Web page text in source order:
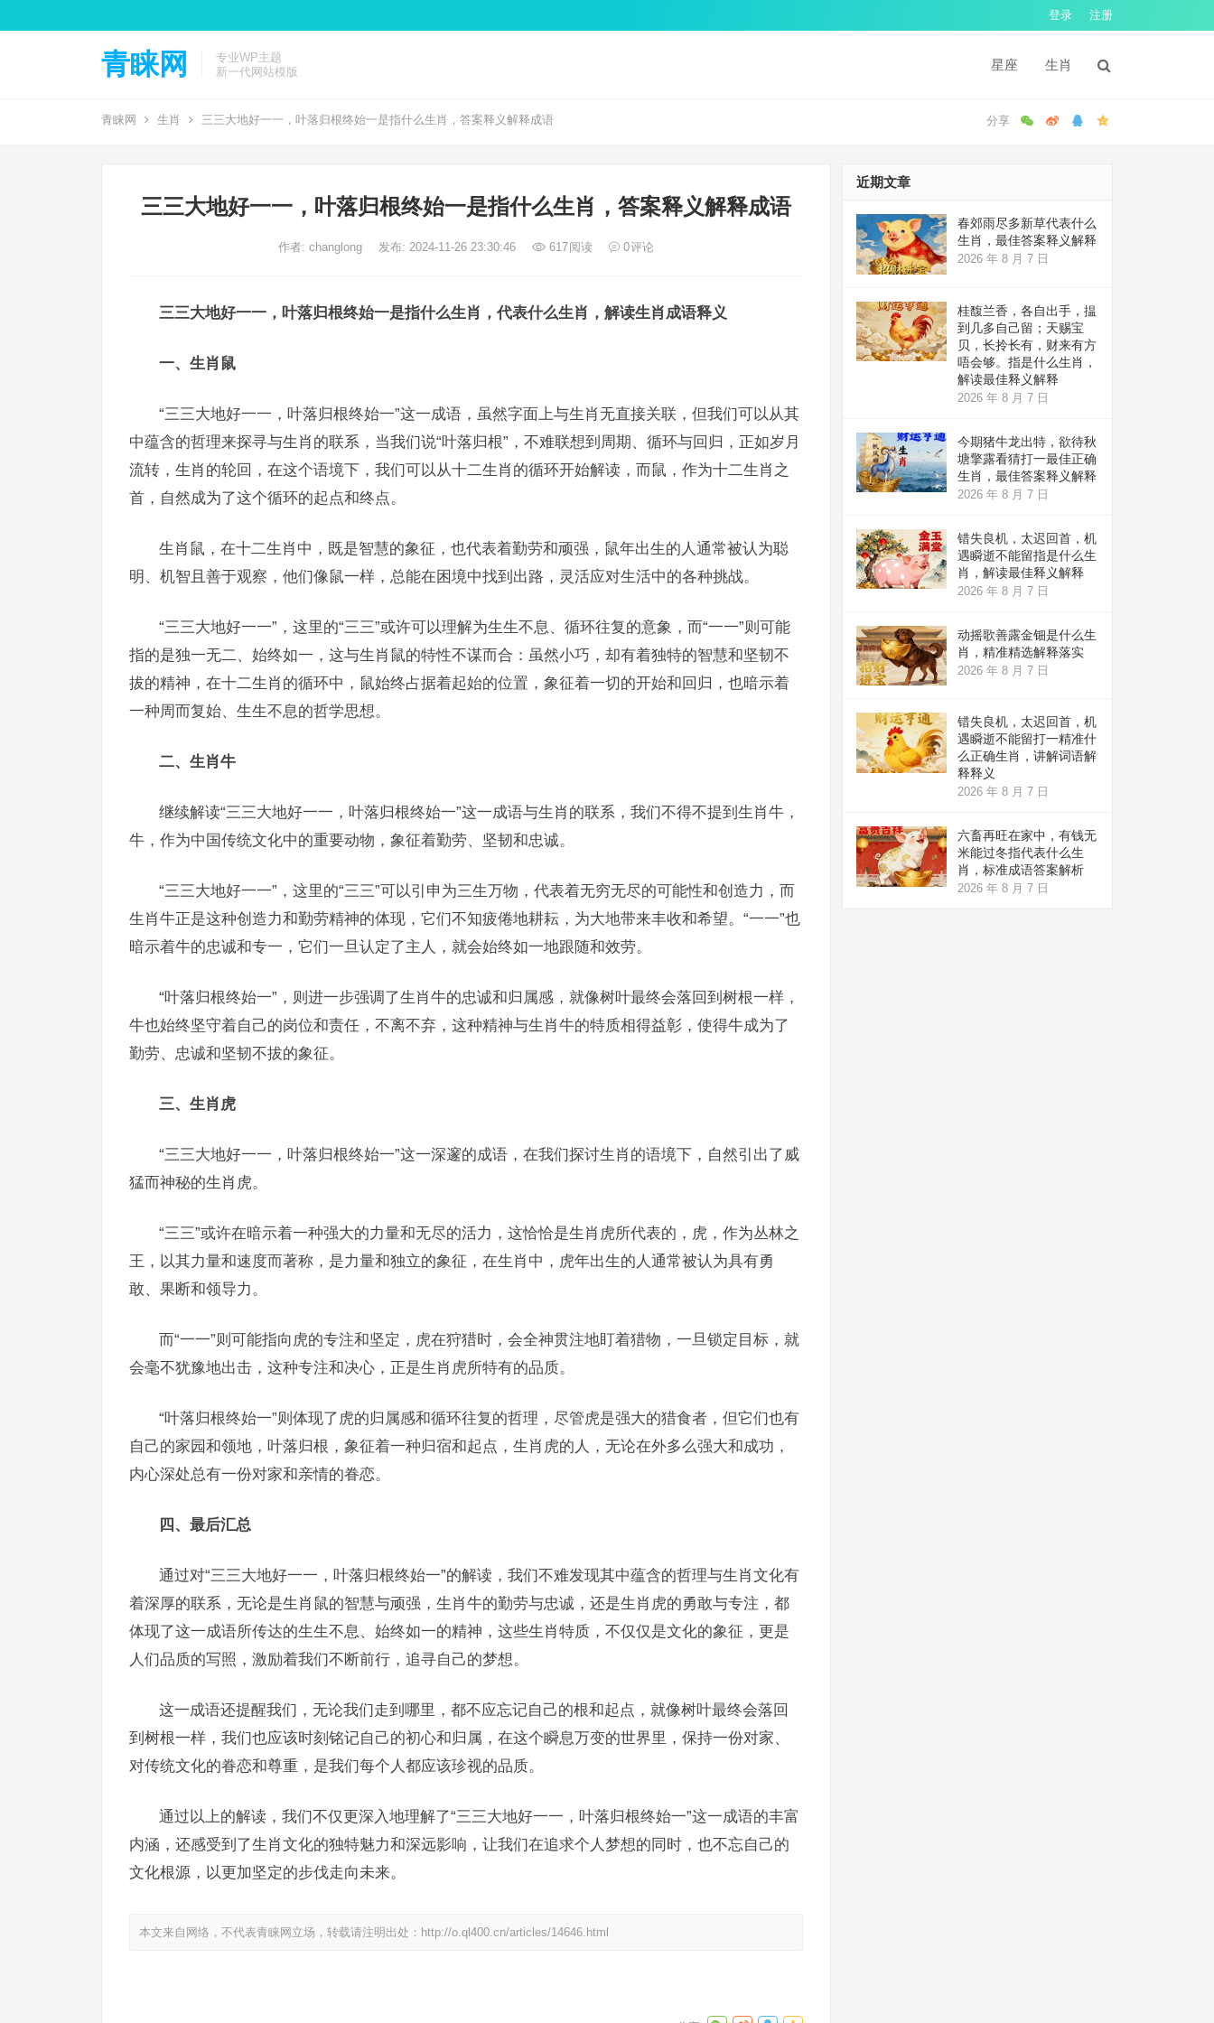
登录 注册
青睐网
专业WP主题
新一代网站模版
星座 生肖
青睐网 生肖 三三大地好一一，叶落归根终始一是指什么生肖，答案释义解释成语
三三大地好一一，叶落归根终始一是指什么生肖，答案释义解释成语
作者: changlong 发布: 2024-11-26 23:30:46 617阅读 0评论
三三大地好一一，叶落归根终始一是指什么生肖，代表什么生肖，解读生肖成语释义
一、生肖鼠
“三三大地好一一，叶落归根终始一”这一成语，虽然字面上与生肖无直接关联，但我们可以从其
中蕴含的哲理来探寻与生肖的联系，当我们说“叶落归根”，不难联想到周期、循环与回归，正如岁月
流转，生肖的轮回，在这个语境下，我们可以从十二生肖的循环开始解读，而鼠，作为十二生肖之
首，自然成为了这个循环的起点和终点。
生肖鼠，在十二生肖中，既是智慧的象征，也代表着勤劳和顽强，鼠年出生的人通常被认为聪
明、机智且善于观察，他们像鼠一样，总能在困境中找到出路，灵活应对生活中的各种挑战。
“三三大地好一一”，这里的“三三”或许可以理解为生生不息、循环往复的意象，而“一一”则可能
指的是独一无二、始终如一，这与生肖鼠的特性不谋而合：虽然小巧，却有着独特的智慧和坚韧不
拔的精神，在十二生肖的循环中，鼠始终占据着起始的位置，象征着一切的开始和回归，也暗示着
一种周而复始、生生不息的哲学思想。
二、生肖牛
继续解读“三三大地好一一，叶落归根终始一”这一成语与生肖的联系，我们不得不提到生肖牛，
牛，作为中国传统文化中的重要动物，象征着勤劳、坚韧和忠诚。
“三三大地好一一”，这里的“三三”可以引申为三生万物，代表着无穷无尽的可能性和创造力，而
生肖牛正是这种创造力和勤劳精神的体现，它们不知疲倦地耕耘，为大地带来丰收和希望。“一一”也
暗示着牛的忠诚和专一，它们一旦认定了主人，就会始终如一地跟随和效劳。
“叶落归根终始一”，则进一步强调了生肖牛的忠诚和归属感，就像树叶最终会落回到树根一样，
牛也始终坚守着自己的岗位和责任，不离不弃，这种精神与生肖牛的特质相得益彰，使得牛成为了
勤劳、忠诚和坚韧不拔的象征。
三、生肖虎
“三三大地好一一，叶落归根终始一”这一深邃的成语，在我们探讨生肖的语境下，自然引出了威
猛而神秘的生肖虎。
“三三”或许在暗示着一种强大的力量和无尽的活力，这恰恰是生肖虎所代表的，虎，作为丛林之
王，以其力量和速度而著称，是力量和独立的象征，在生肖中，虎年出生的人通常被认为具有勇
敢、果断和领导力。
而“一一”则可能指向虎的专注和坚定，虎在狩猎时，会全神贯注地盯着猎物，一旦锁定目标，就
会毫不犹豫地出击，这种专注和决心，正是生肖虎所特有的品质。
“叶落归根终始一”则体现了虎的归属感和循环往复的哲理，尽管虎是强大的猎食者，但它们也有
自己的家园和领地，叶落归根，象征着一种归宿和起点，生肖虎的人，无论在外多么强大和成功，
内心深处总有一份对家和亲情的眷恋。
四、最后汇总
通过对“三三大地好一一，叶落归根终始一”的解读，我们不难发现其中蕴含的哲理与生肖文化有
着深厚的联系，无论是生肖鼠的智慧与顽强，生肖牛的勤劳与忠诚，还是生肖虎的勇敢与专注，都
体现了这一成语所传达的生生不息、始终如一的精神，这些生肖特质，不仅仅是文化的象征，更是
人们品质的写照，激励着我们不断前行，追寻自己的梦想。
这一成语还提醒我们，无论我们走到哪里，都不应忘记自己的根和起点，就像树叶最终会落回
到树根一样，我们也应该时刻铭记自己的初心和归属，在这个瞬息万变的世界里，保持一份对家、
对传统文化的眷恋和尊重，是我们每个人都应该珍视的品质。
通过以上的解读，我们不仅更深入地理解了“三三大地好一一，叶落归根终始一”这一成语的丰富
内涵，还感受到了生肖文化的独特魅力和深远影响，让我们在追求个人梦想的同时，也不忘自己的
文化根源，以更加坚定的步伐走向未来。
本文来自网络，不代表青睐网立场，转载请注明出处： http://o.ql400.cn/articles/14646.html
近期文章
春郊雨尽多新草代表什么
生肖，最佳答案释义解释
2026 年 8 月 7 日
桂馥兰香，各自出手，揾
到几多自己留；天赐宝
贝，长拎长有，财来有方
唔会够。指是什么生肖，
解读最佳释义解释
2026 年 8 月 7 日
今期猪牛龙出特，欲待秋
塘擎露看猜打一最佳正确
生肖，最佳答案释义解释
2026 年 8 月 7 日
错失良机，太迟回首，机
遇瞬逝不能留指是什么生
肖，解读最佳释义解释
2026 年 8 月 7 日
动摇歌善露金钿是什么生
肖，精准精选解释落实
2026 年 8 月 7 日
错失良机，太迟回首，机
遇瞬逝不能留打一精准什
么正确生肖，讲解词语解
释释义
2026 年 8 月 7 日
六畜再旺在家中，有钱无
米能过冬指代表什么生
肖，标准成语答案解析
2026 年 8 月 7 日